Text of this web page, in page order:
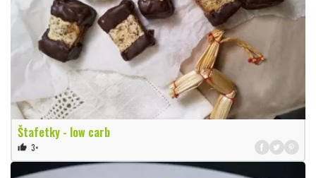
Štafetky - low carb
thumb_up 3×